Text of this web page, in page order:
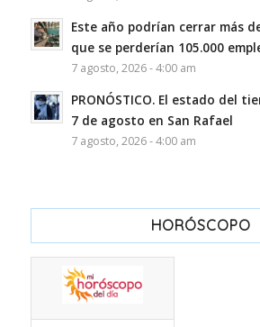
Este año podrían cerrar más
que se perderían 105.000
7 agosto, 2026 - 4:00 am
PRONÓSTICO. El estado del
7 de agosto en San Rafael
7 agosto, 2026 - 4:00 am
HORÓSCOPO